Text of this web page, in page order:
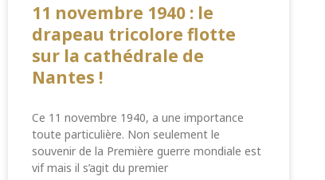
11 novembre 1940 : le
drapeau tricolore flotte
sur la cathédrale de
Nantes !
Ce 11 novembre 1940, a une importance
toute particulière. Non seulement le
souvenir de la Première guerre mondiale est
vif mais il s’agit du premier